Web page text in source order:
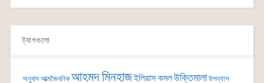
ট্যাগগুলো
অনুবাদ আত্মজৈবনিক আহমদ মিনহাজইলিয়াস কমলউক্তিমালা উপন্যাস